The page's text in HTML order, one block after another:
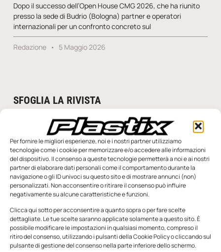
Per fornire le migliori esperienze, noi e i nostri partner utilizziamo
tecnologie come i cookie per memorizzare e/o accedere alle informazioni
del dispositivo. Il consenso a queste tecnologie permetterà a noi e ai nostri
partner di elaborare dati personali come il comportamento durante la
navigazione o gli ID univoci su questo sito e di mostrare annunci (non)
personalizzati. Non acconsentire o ritirare il consenso può influire
negativamente su alcune caratteristiche e funzioni.
Clicca qui sotto per acconsentire a quanto sopra o per fare scelte
dettagliate. Le tue scelte saranno applicate solamente a questo sito. È
possibile modificare le impostazioni in qualsiasi momento, compreso il
ritiro del consenso, utilizzando i pulsanti della Cookie Policy o cliccando sul
pulsante di gestione del consenso nella parte inferiore dello schermo.
Dopo il successo dell’Open House CMG 2026, che ha riunito
presso la sede di Budrio (Bologna) partner e operatori
internazionali per un confronto concreto sul
Redazione 5 Maggio 2026
SFOGLIA LA RIVISTA
n.5 - Giugno 2026 n.4 - Maggio 2026
Edicola Web
Notizie da Meccanicanews